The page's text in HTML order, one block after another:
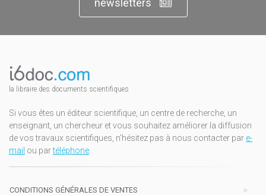
la libraire des documents scientifiques
Si vous êtes un éditeur scientifique, un centre de recherche, un
enseignant, un chercheur et vous souhaitez améliorer la diffusion
de vos travaux scientifiques, n'hésitez pas à nous contacter par e-
mail ou partéléphone
CONDITIONS GÉNÉRALES DE VENTES